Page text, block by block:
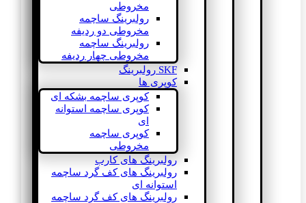
مخروطی
رولبرینگ ساچمه
مخروطی دو ردیفه
رولبرینگ ساچمه
مخروطی چهار ردیفه
SKF رولبرینگ
کوپری ها
کوپری ساچمه بشکه ای
کوپری ساچمه استوانه
ای
کوپری ساچمه
مخروطی
رولبرینگ های کارب
رولبرینگ های کف گرد ساچمه
استوانه ای
رولبرینگ های کف گرد ساچمه